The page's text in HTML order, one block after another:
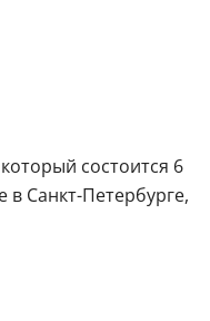
состоится 6
в Санкт-Петербурге,